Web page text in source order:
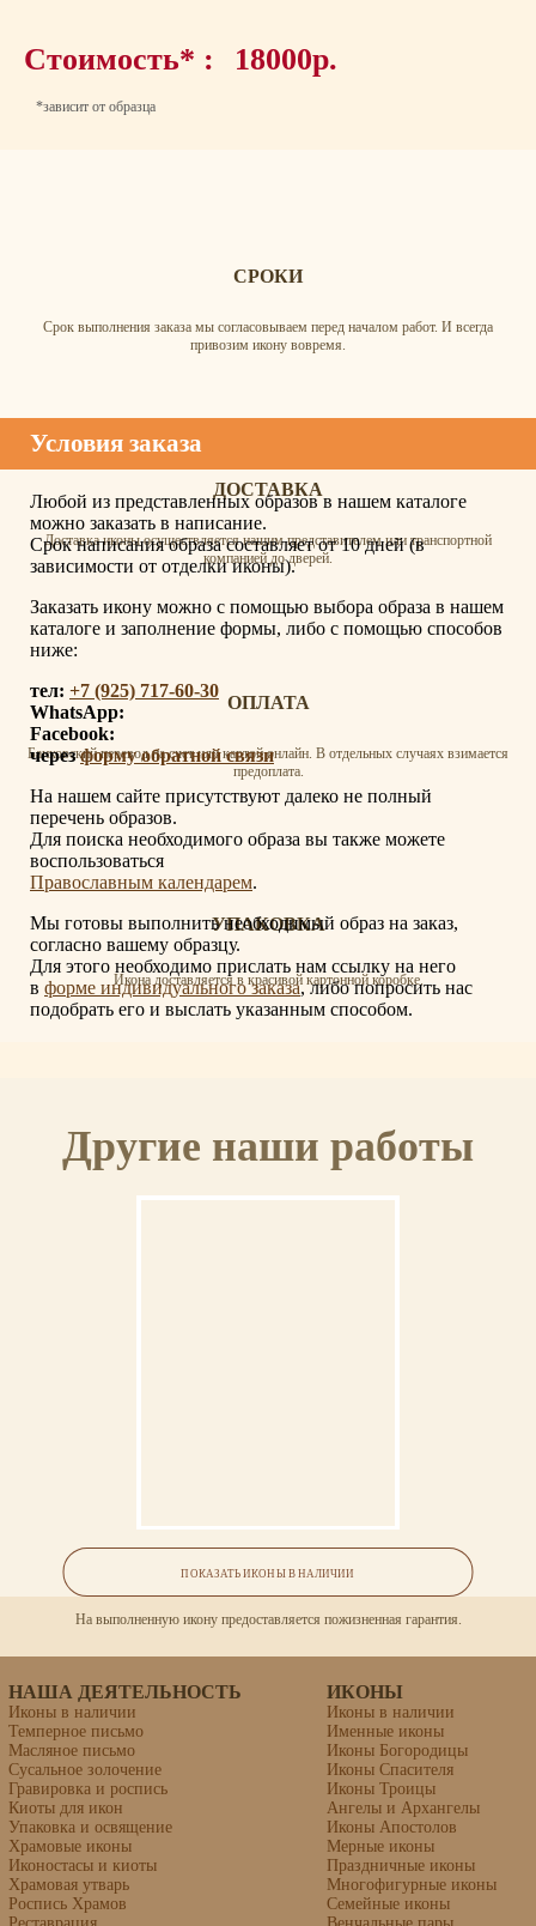
Стоимость* : 18000р.
*зависит от образца
СРОКИ
Срок выполнения заказа мы согласовываем перед началом работ. И всегда
привозим икону вовремя.
ДОСТАВКА
Доставка иконы осуществляется нашим представителем или транспортной
компанией до дверей.
ОПЛАТА
Банковский перевод на счет или картой онлайн. В отдельных случаях взимается
предоплата.
УПАКОВКА
Икона доставляется в красивой картонной коробке.
иконы.
На выполненную икону предоставляется пожизненная гарантия.
Условия заказа
Любой из представленных образов в нашем каталоге
можно заказать в написание.
Срок написания образа составляет от 10 дней (в
зависимости от отделки иконы).
Заказать икону можно с помощью выбора образа в нашем
каталоге и заполнение формы, либо с помощью способов
ниже:
тел: +7 (925) 717-60-30
WhatsApp:
Facebook:
черезформу обратной связи
На нашем сайте присутствуют далеко не полный
перечень образов.
Для поиска необходимого образа вы также можете
воспользоваться
Православным календарем.
Мы готовы выполнить необходимый образ на заказ,
согласно вашему образцу.
Для этого необходимо прислать нам ссылку на него
в форме индивидуального заказа, либо попросить нас
подобрать его и выслать указанным способом.
Другие наши работы
Семейная икона (2 фигуры)
ПОКАЗАТЬ ИКОНЫ В НАЛИЧИИ
НАША ДЕЯТЕЛЬНОСТЬ
Иконы в наличии
Темперное письмо
Масляное письмо
Сусальное золочение
Гравировка и роспись
Киоты для икон
Упаковка и освящение
Храмовые иконы
Иконостасы и киоты
Храмовая утварь
Роспись Храмов
ИКОНЫ
Иконы в наличии
Именные иконы
Иконы Богородицы
Иконы Спасителя
Иконы Троицы
Ангелы и Архангелы
Иконы Апостолов
Мерные иконы
Праздничные иконы
Многофигурные иконы
Семейные иконы